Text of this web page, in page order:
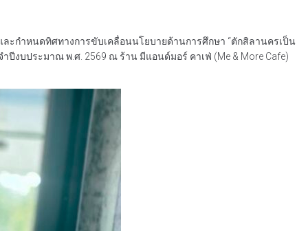
ะกำหนดทิศทางการขับเคลื่อนนโยบายด้านการศึกษา “ตักสิลานครเป็น
งบประมาณ พ.ศ. 2569 ณ ร้าน มีแอนด์มอร์ คาเฟ่ (Me & More Cafe)